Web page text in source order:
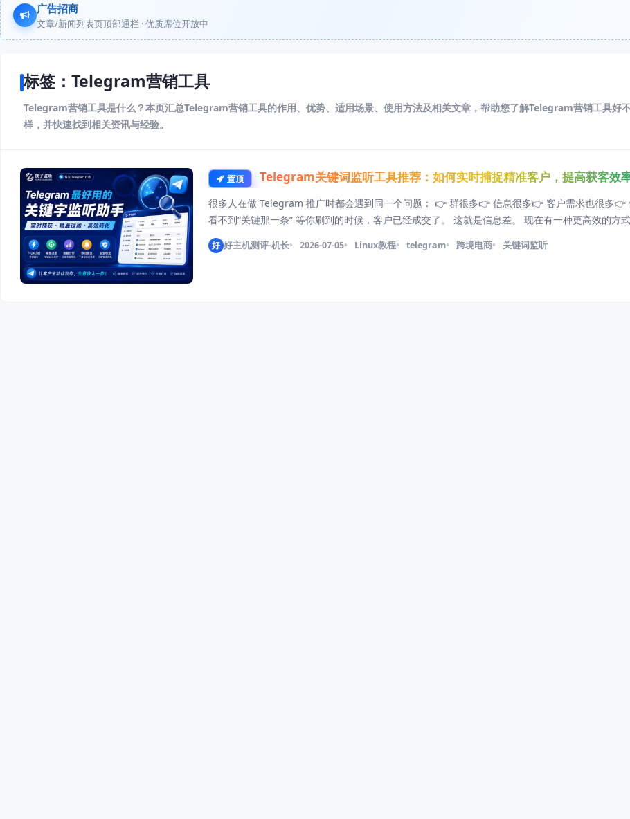
广告招商
文章/新闻列表页顶部通栏 · 优质席位开放中
标签：Telegram营销工具
Telegram营销工具是什么？本页汇总Telegram营销工具的作用、优势、适用场景、使用方法及相关文章，帮助您了解Telegram营销工具好
样，并快速找到相关资讯与经验。
置顶 Telegram关键词监听工具推荐：如何实时捕捉精准客户，提高获客效
很多人在做 Telegram 推广时都会遇到同一个问题： 👉 群很多👉 信息很多👉 客户需求也很多👉
看不到“关键那一条” 等你刷到的时候，客户已经成交了。 这就是信息差。 现在有一种更高效的方式
Telegram关键词监听获客工具 @kuaizi168Bot 比如「筷子监听」，它的作用很简单： 当有人在 Te
好 好主机测评-机长 2026-07-05 Linux教程 telegram 跨境电商 关键词监听